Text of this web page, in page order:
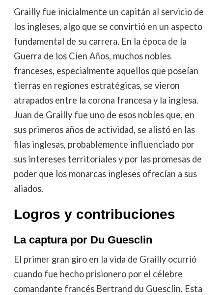
Grailly fue inicialmente un capitán al servicio de
los ingleses, algo que se convirtió en un aspecto
fundamental de su carrera. En la época de la
Guerra de los Cien Años, muchos nobles
franceses, especialmente aquellos que poseían
tierras en regiones estratégicas, se vieron
atrapados entre la corona francesa y la inglesa.
Juan de Grailly fue uno de esos nobles que, en
sus primeros años de actividad, se alistó en las
filas inglesas, probablemente influenciado por
sus intereses territoriales y por las promesas de
poder que los monarcas ingleses ofrecían a sus
aliados.
Logros y contribuciones
La captura por Du Guesclin
El primer gran giro en la vida de Grailly ocurrió
cuando fue hecho prisionero por el célebre
comandante francés Bertrand du Guesclin. Esta